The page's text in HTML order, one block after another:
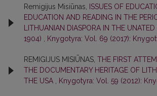
Remigijus Misiūnas, ISSUES OF
EDUCATION AND READING IN THE
LITHUANIAN DIASPORA IN THE UNATED
1904) , Knygotyra: Vol. 69 (2017):
REMIGIJUS MISIŪNAS, THE FIRST
THE DOCUMENTARY HERITAGE OF
THE USA , Knygotyra: Vol. 59 (2012):